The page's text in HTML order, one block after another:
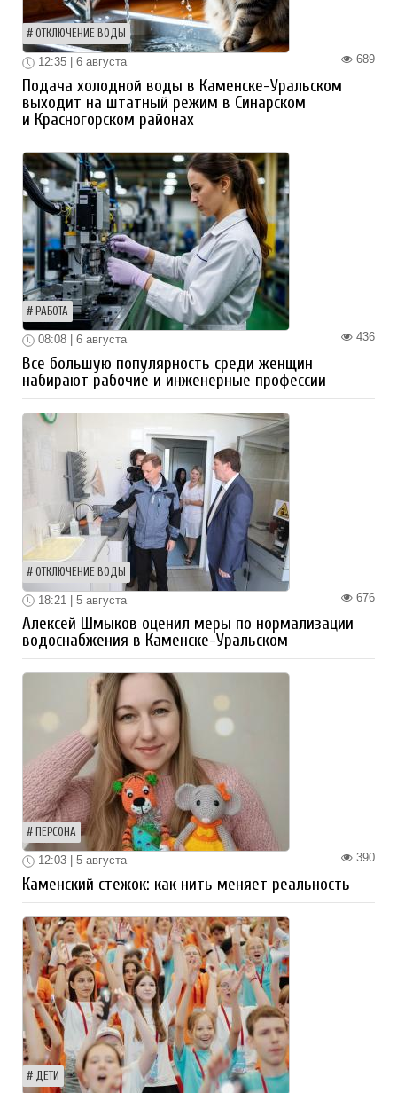
ОТКЛЮЧЕНИЕ ВОДЫ
689
12:35 | 6 августа
Подача холодной воды в Каменске-Уральском
выходит на штатный режим в Синарском
и Красногорском районах
РАБОТА
436
08:08 | 6 августа
Все большую популярность среди женщин
набирают рабочие и инженерные профессии
ОТКЛЮЧЕНИЕ ВОДЫ
676
18:21 | 5 августа
Алексей Шмыков оценил меры по нормализации
водоснабжения в Каменске-Уральском
ПЕРСОНА
390
12:03 | 5 августа
Каменский стежок: как нить меняет реальность
ДЕТИ